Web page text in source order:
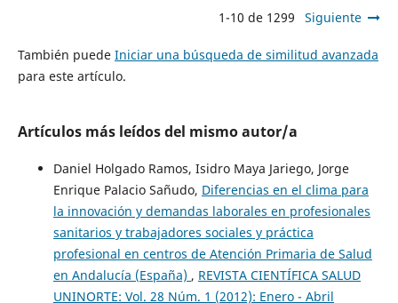
1-10 de 1299 Siguiente
También puede Iniciar una búsqueda de similitud avanzada
para este artículo.
Artículos más leídos del mismo autor/a
Daniel Holgado Ramos, Isidro Maya Jariego, Jorge
Enrique Palacio Sañudo, Diferencias en el clima para
la innovación y demandas laborales en profesionales
sanitarios y trabajadores sociales y práctica
profesional en centros de Atención Primaria de Salud
en Andalucía (España) , REVISTA CIENTÍFICA SALUD
UNINORTE: Vol. 28 Núm. 1 (2012): Enero - Abril